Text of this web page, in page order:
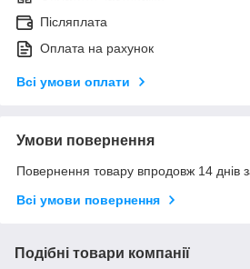
Післяплата
Оплата на рахунок
Всі умови оплати
Умови повернення
Повернення товару впродовж 14 днів
Всі умови повернення
Подібні товари компанії